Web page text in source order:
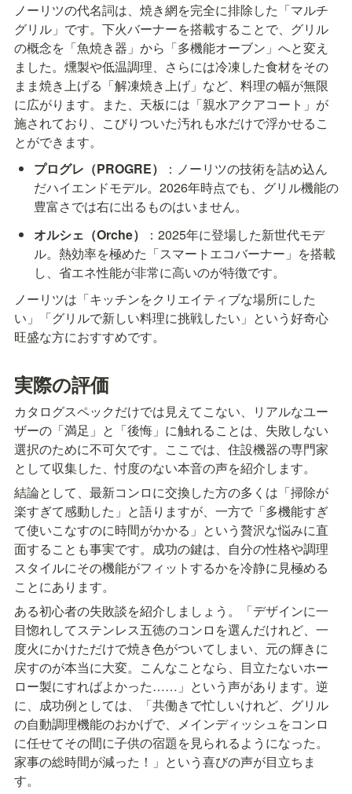
ノーリツの代名詞は、焼き網を完全に排除した「マルチ
グリル」です。下火バーナーを搭載することで、グリル
の概念を「魚焼き器」から「多機能オーブン」へと変え
ました。燻製や低温調理、さらには冷凍した食材をその
まま焼き上げる「解凍焼き上げ」など、料理の幅が無限
に広がります。また、天板には「親水アクアコート」が
施されており、こびりついた汚れも水だけで浮かせるこ
とができます。
プログレ（PROGRE）
：ノーリツの技術を詰め込ん
だハイエンドモデル。2026年時点でも、グリル機能の
豊富さでは右に出るものはいません。
オルシェ（Orche）
：2025年に登場した新世代モデ
ル。熱効率を極めた「スマートエコバーナー」を搭載
し、省エネ性能が非常に高いのが特徴です。
ノーリツは「キッチンをクリエイティブな場所にした
い」「グリルで新しい料理に挑戦したい」という好奇心
旺盛な方におすすめです。
実際の評価
カタログスペックだけでは見えてこない、リアルなユー
ザーの「満足」と「後悔」に触れることは、失敗しない
選択のために不可欠です。ここでは、住設機器の専門家
として収集した、忖度のない本音の声を紹介します。
結論として、最新コンロに交換した方の多くは「掃除が
楽すぎて感動した」と語りますが、一方で「多機能すぎ
て使いこなすのに時間がかかる」という贅沢な悩みに直
面することも事実です。成功の鍵は、自分の性格や調理
スタイルにその機能がフィットするかを冷静に見極める
ことにあります。
ある初心者の失敗談を紹介しましょう。「デザインに一
目惚れしてステンレス五徳のコンロを選んだけれど、一
度火にかけただけで焼き色がついてしまい、元の輝きに
戻すのが本当に大変。こんなことなら、目立たないホー
ロー製にすればよかった……」という声があります。逆
に、成功例としては、「共働きで忙しいけれど、グリル
の自動調理機能のおかげで、メインディッシュをコンロ
に任せてその間に子供の宿題を見られるようになった。
家事の総時間が減った！」という喜びの声が目立ちま
す。